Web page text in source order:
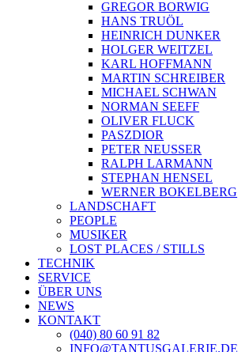
GREGOR BORWIG
HANS TRUÖL
HEINRICH DUNKER
HOLGER WEITZEL
KARL HOFFMANN
MARTIN SCHREIBER
MICHAEL SCHWAN
NORMAN SEEFF
OLIVER FLUCK
PASZDIOR
PETER NEUSSER
RALPH LARMANN
STEPHAN HENSEL
WERNER BOKELBERG
LANDSCHAFT
PEOPLE
MUSIKER
LOST PLACES / STILLS
TECHNIK
SERVICE
ÜBER UNS
NEWS
KONTAKT
(040) 80 60 91 82
INFO@TANTUSGALERIE.DE